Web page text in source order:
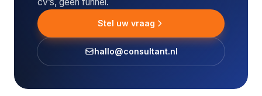
Stel uw vraag
hallo@consultant.nl